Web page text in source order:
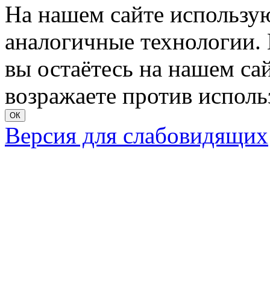
На нашем сайте
аналогичные
вы остаётесь на нашем
возражаете против
ОК
Версия для слабовидящих